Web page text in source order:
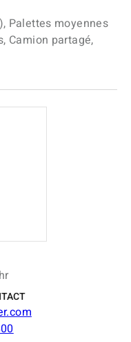
Palettes moyennes
Camion partagé,